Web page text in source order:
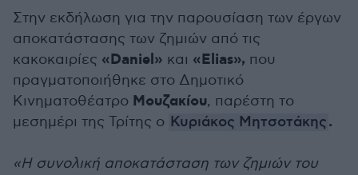
Στην εκδήλωση για την παρουσίαση των έργων
αποκατάστασης των ζημιών από τις
κακοκαιρίες «Daniel» και «Elias», που
πραγματοποιήθηκε στο Δημοτικό
Κινηματοθέατρο Μουζακίου, παρέστη το
μεσημέρι της Τρίτης ο Κυριάκος Μητσοτάκης.
«Η συνολική αποκατάσταση των ζημιών του